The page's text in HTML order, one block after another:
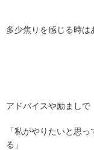
多少焦りを感じる時は
アドバイスや励ましで
「私がやりたいと思
る」